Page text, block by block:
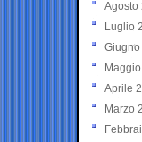
Agosto
Luglio
Giugno
Aprile
Marzo